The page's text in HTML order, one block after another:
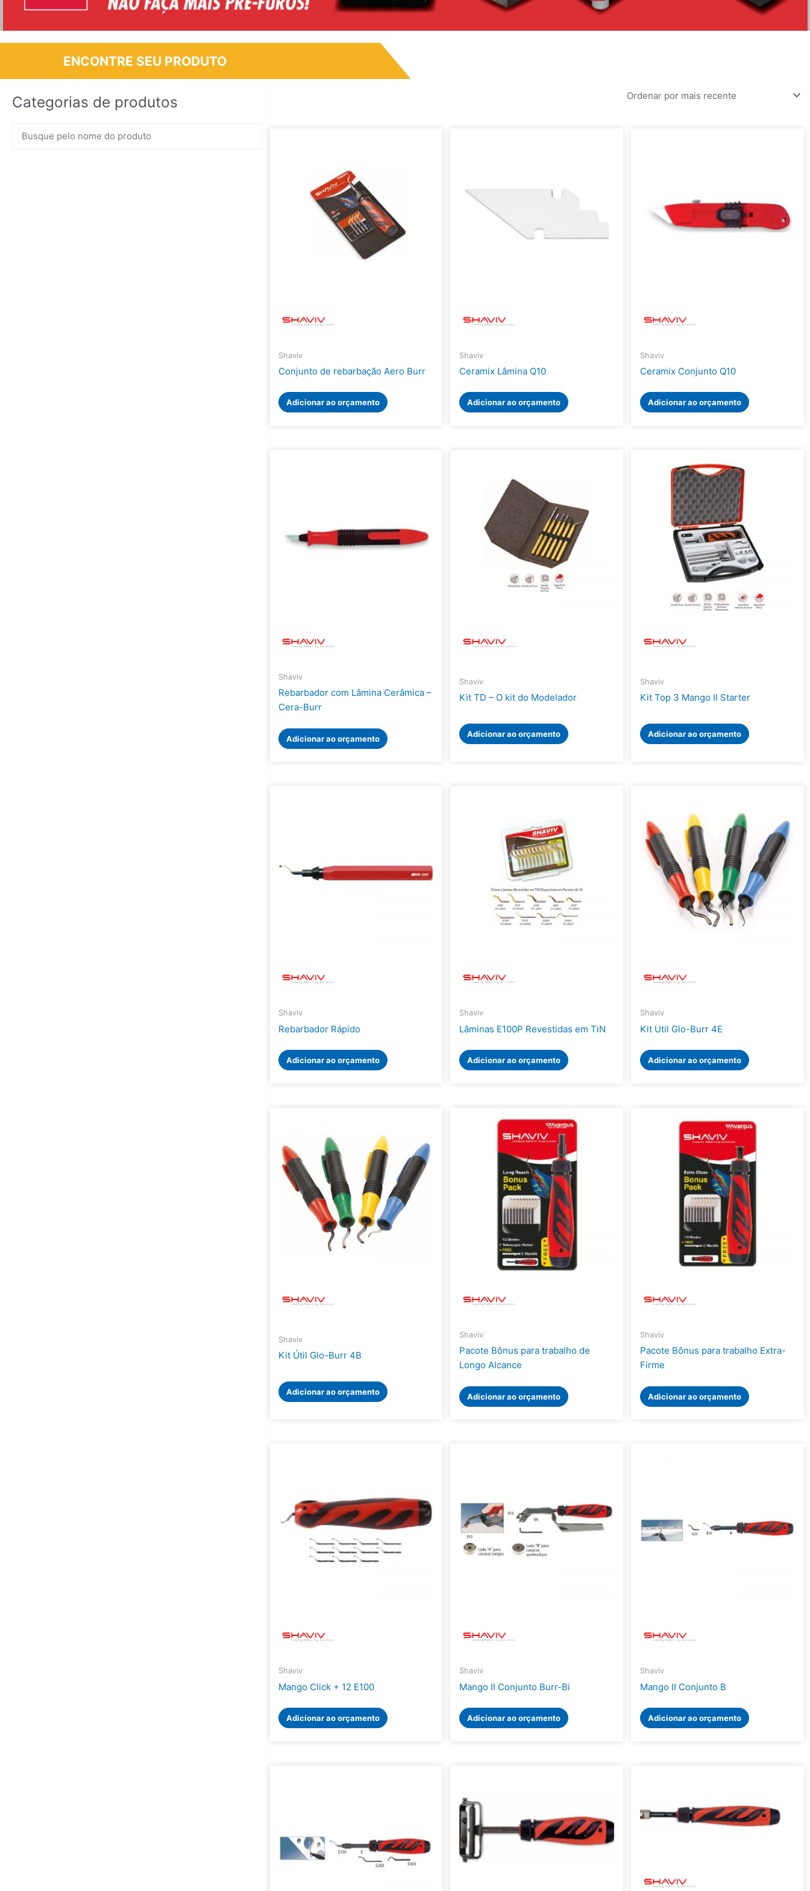
ENCONTRE SEU PRODUTO
Categorias de produtos
Shaviv
Conjunto de rebarbação Aero Burr
Adicionar ao orçamento
Shaviv
Ceramix Lâmina Q10
Adicionar ao orçamento
Shaviv
Ceramix Conjunto Q10
Adicionar ao orçamento
Shaviv
Rebarbador com Lâmina Cerâmica –
Cera-Burr
Adicionar ao orçamento
Shaviv
Kit TD – O kit do Modelador
Adicionar ao orçamento
Shaviv
Kit Top 3 Mango II Starter
Adicionar ao orçamento
Shaviv
Rebarbador Rápido
Adicionar ao orçamento
Shaviv
Lâminas E100P Revestidas em TiN
Adicionar ao orçamento
Shaviv
Kit Util Glo-Burr 4E
Adicionar ao orçamento
Shaviv
Kit Útil Glo-Burr 4B
Adicionar ao orçamento
Shaviv
Pacote Bônus para trabalho de
Longo Alcance
Adicionar ao orçamento
Shaviv
Pacote Bônus para trabalho Extra-
Firme
Adicionar ao orçamento
Shaviv
Mango Click + 12 E100
Adicionar ao orçamento
Shaviv
Mango II Conjunto Burr-Bi
Adicionar ao orçamento
Shaviv
Mango II Conjunto B
Adicionar ao orçamento